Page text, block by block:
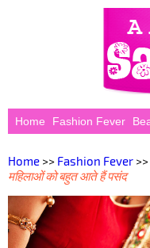
Home Fashion Fever
Home >> Fashion Fever >>
महिलाओं को बहुत आते हैं पसंद